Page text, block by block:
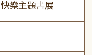
樂主題書展